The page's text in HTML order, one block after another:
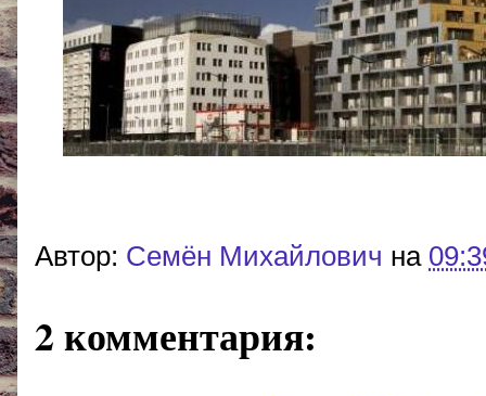
Автор: Cемён Михайлович на
2 комментария: